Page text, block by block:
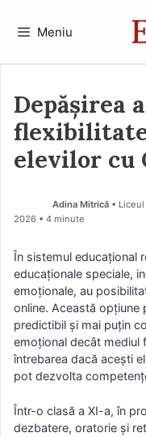
Meniu
Depășirea
elevilor cu
Adina Mitrică •
2026 • 4 minute
În sistemul educațional
educaționale speciale,
emoționale, au
online. Această opțiune
predictibil și mai puțin
emoțional decât mediul
întrebarea dacă acești
pot dezvolta
Într-o clasă a XI-a, în
dezbatere, oratorie și